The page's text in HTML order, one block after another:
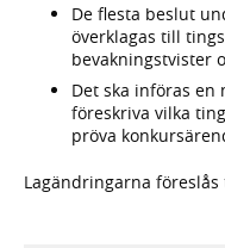
De flesta beslut
överklagas till
bevakningstvister
Det ska införas
föreskriva vilka
pröva
Lagändringarna